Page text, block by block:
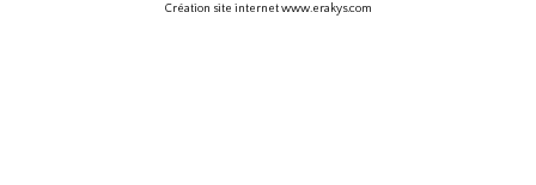
Création site internet www.erakys.com